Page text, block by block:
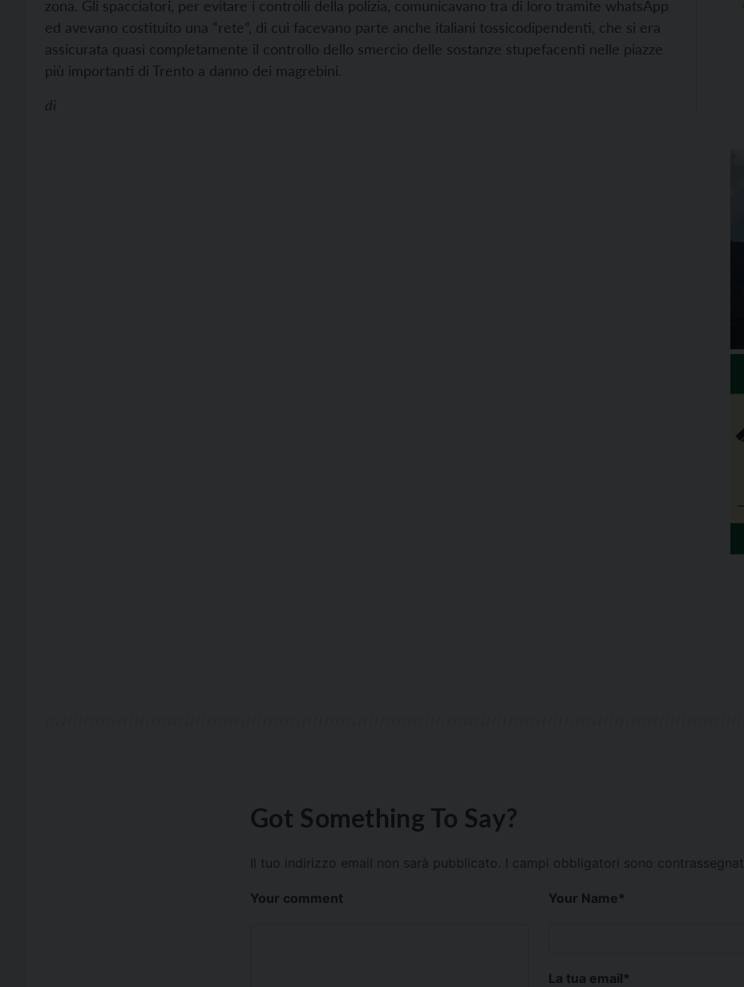
zona. Gli spacciatori, per evitare i controlli della polizia, comunicavano tra di loro tramite whatsApp
ed avevano costituito una “rete”, di cui facevano parte anche italiani tossicodipendenti, che si era
assicurata quasi completamente il controllo dello smercio delle sostanze stupefacenti nelle piazze
più importanti di Trento a danno dei magrebini.
di
Got Something To Say?
Il tuo indirizzo email non sarà pubblicato. I campi obbligatori sono contrassegnati
Your comment Your Name*
La tua email*